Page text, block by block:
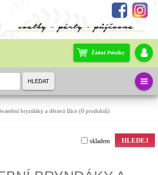
bryndáky a děravá lžíce (0 produktů)
HLEDEJ
skladem
Žádné Položky
HLEDAT